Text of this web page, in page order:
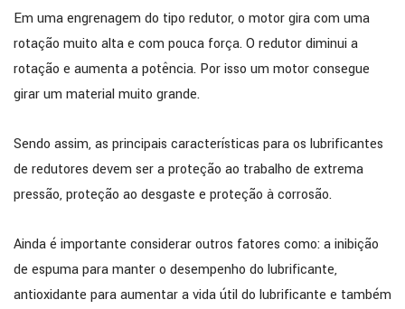
Em uma engrenagem do tipo redutor, o motor gira com uma
rotação muito alta e com pouca força. O redutor diminui a
rotação e aumenta a potência. Por isso um motor consegue
girar um material muito grande.
Sendo assim, as principais características para os lubrificantes
de redutores devem ser a proteção ao trabalho de extrema
pressão, proteção ao desgaste e proteção à corrosão.
Ainda é importante considerar outros fatores como: a inibição
de espuma para manter o desempenho do lubrificante,
antioxidante para aumentar a vida útil do lubrificante e também